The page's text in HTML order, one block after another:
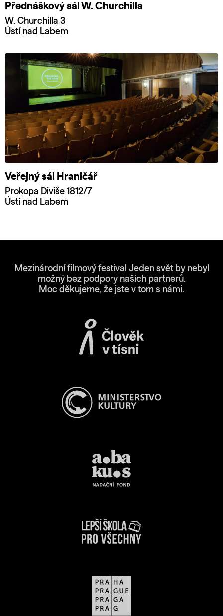
Přednáškový sál W. Churchilla
W. Churchilla 3
Ústí nad Labem
Veřejný sál Hraničář
Prokopa Diviše 1812/7
Ústí nad Labem
Mezinárodní filmový festival Jeden svět by nebyl
možný bez podpory našich partnerů.
Moc děkujeme, že jste v tom s námi.